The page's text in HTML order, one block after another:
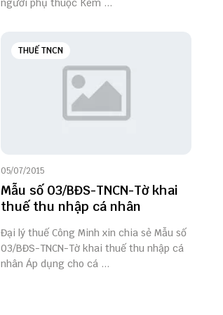
người phụ thuộc Kèm ...
THUẾ TNCN
05/07/2015
Mẫu số 03/BĐS-TNCN-Tờ khai
thuế thu nhập cá nhân
Đại lý thuế Công Minh xin chia sẻ Mẫu số
03/BĐS-TNCN-Tờ khai thuế thu nhập cá
nhân Áp dụng cho cá ...